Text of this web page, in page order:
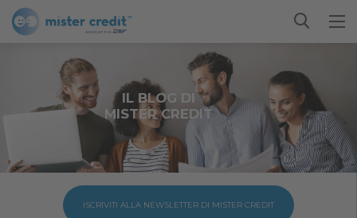
IL BLOG DI
MISTER CREDIT
ISCRIVITI ALLA NEWSLETTER DI MISTER CREDIT